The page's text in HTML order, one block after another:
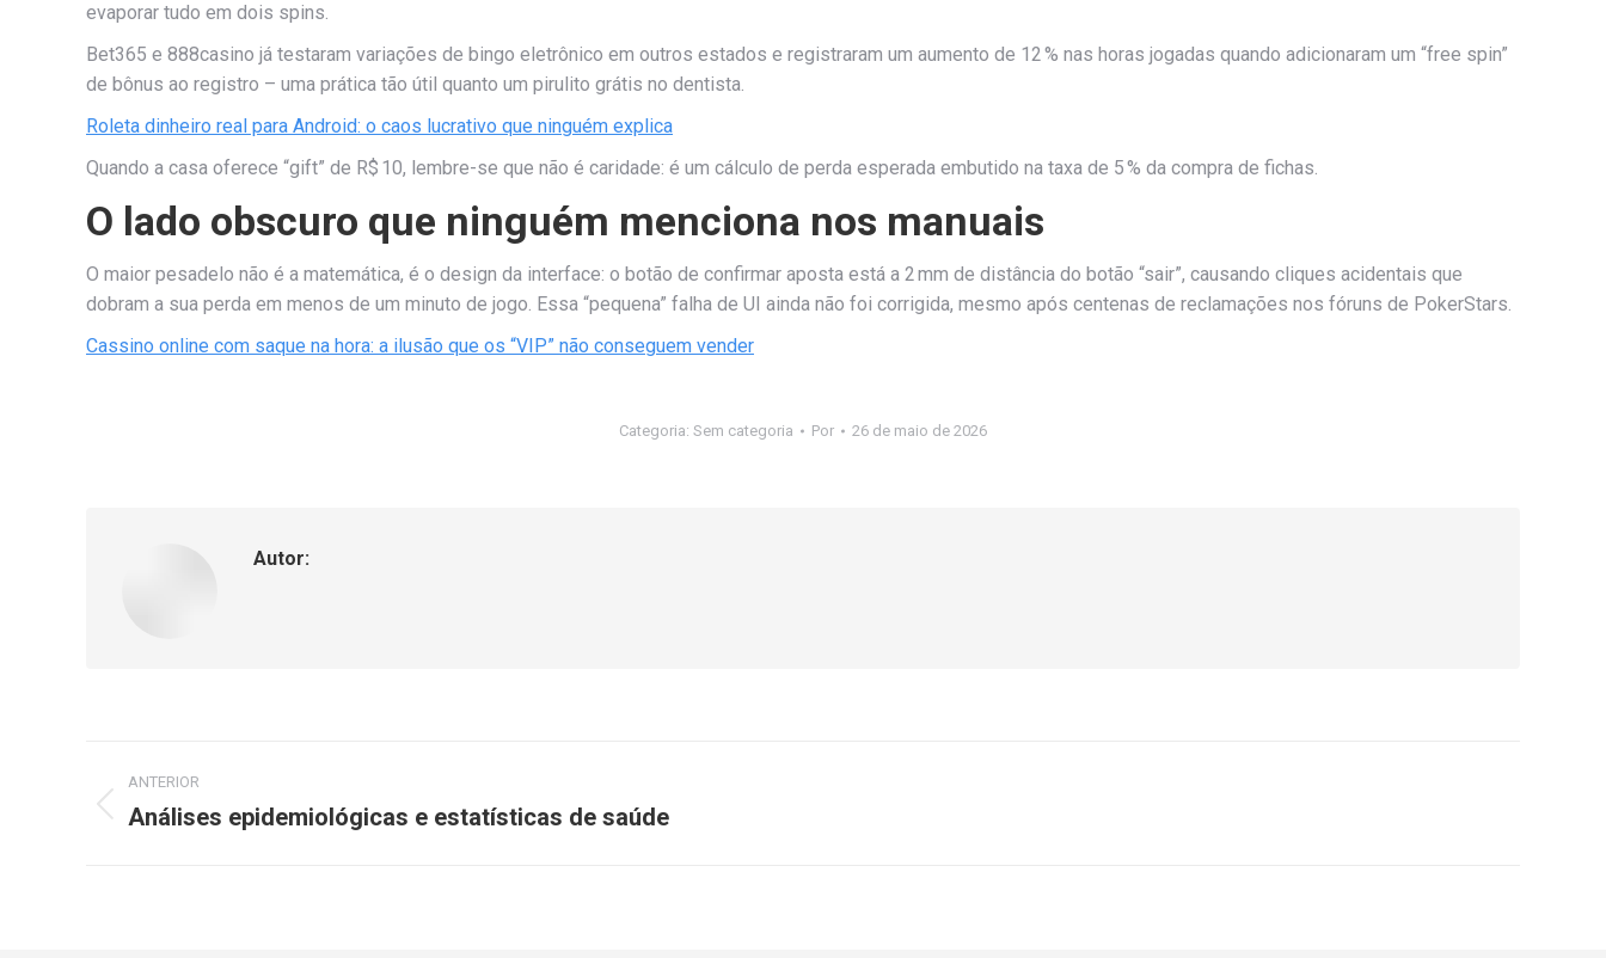
evaporar tudo em dois spins.
Bet365 e 888casino já testaram variações de bingo eletrônico em outros estados e registraram um aumento de 12 % nas horas jogadas quando adicionaram um “free spin”
de bônus ao registro – uma prática tão útil quanto um pirulito grátis no dentista.
Roleta dinheiro real para Android: o caos lucrativo que ninguém explica
Quando a casa oferece “gift” de R$ 10, lembre-se que não é caridade: é um cálculo de perda esperada embutido na taxa de 5 % da compra de fichas.
O lado obscuro que ninguém menciona nos manuais
O maior pesadelo não é a matemática, é o design da interface: o botão de confirmar aposta está a 2 mm de distância do botão “sair”, causando cliques acidentais que
dobram a sua perda em menos de um minuto de jogo. Essa “pequena” falha de UI ainda não foi corrigida, mesmo após centenas de reclamações nos fóruns de PokerStars.
Cassino online com saque na hora: a ilusão que os “VIP” não conseguem vender
Categoria: Sem categoria Por 26 de maio de 2026
Autor:
ANTERIOR
Análises epidemiológicas e estatísticas de saúde